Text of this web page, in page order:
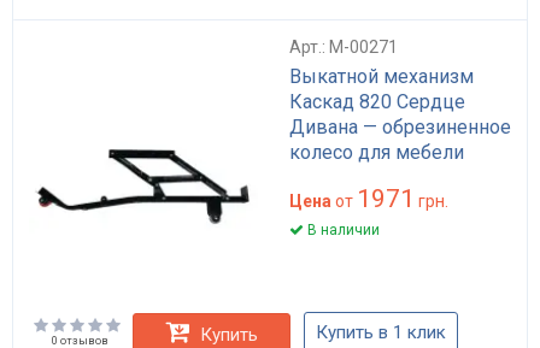
Арт.: M-00271
Выкатной механизм
Каскад 820 Сердце
Дивана — обрезиненное
колесо для мебели
Цена от 1971 грн.
В наличии
0 отзывов Купить Купить в 1 клик